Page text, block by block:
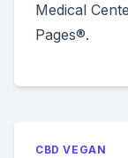
Medical
Pages®.
CBD VEGAN